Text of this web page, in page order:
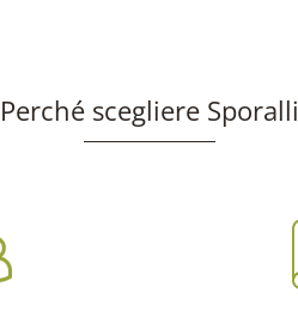
Perché scegliere Sporalli